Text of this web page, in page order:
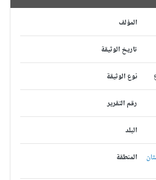
المؤلف
تاريخ الوثيقة
نوع الوثيقة
رقم التقرير
البلد
المنطقة